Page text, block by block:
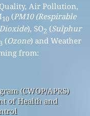
Air Pollution,
10(PM10 (Respirable
), SO2 (Sulphur
3 (Ozone) and Weather
from:
(CWOP/APRS)
of Health and